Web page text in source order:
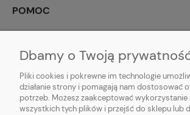
POMOC
PŁATNOŚCI I DOSTAWA
INFORMACJE
Dbamy o Twoją
Pliki cookies i pokrewne im technologie
działanie strony i pomagają nam dostosować
potrzeb. Możesz zaakceptować wykorzystanie
wszystkich tych plików i przejść do sklepu lub